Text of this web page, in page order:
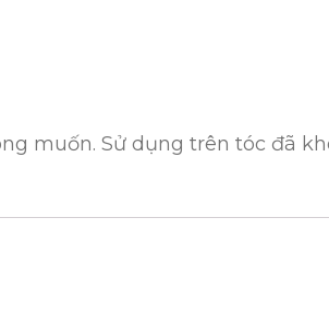
muốn. Sử dụng trên tóc đã